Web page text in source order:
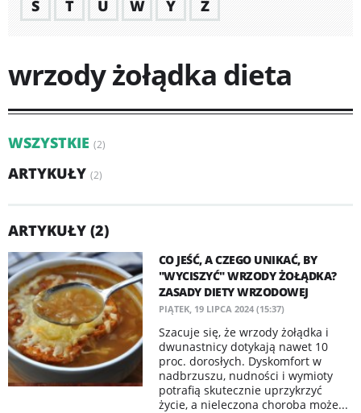
S
T U W Y Z
wrzody żołądka dieta
WSZYSTKIE (2)
ARTYKUŁY (2)
ARTYKUŁY (2)
CO JEŚĆ, A CZEGO UNIKAĆ, BY
"WYCISZYĆ" WRZODY ŻOŁĄDKA?
ZASADY DIETY WRZODOWEJ
PIĄTEK, 19 LIPCA 2024 (15:37)
Szacuje się, że wrzody żołądka i
dwunastnicy dotykają nawet 10
proc. dorosłych. Dyskomfort w
nadbrzuszu, nudności i wymioty
potrafią skutecznie uprzykrzyć
życie, a nieleczona choroba może...